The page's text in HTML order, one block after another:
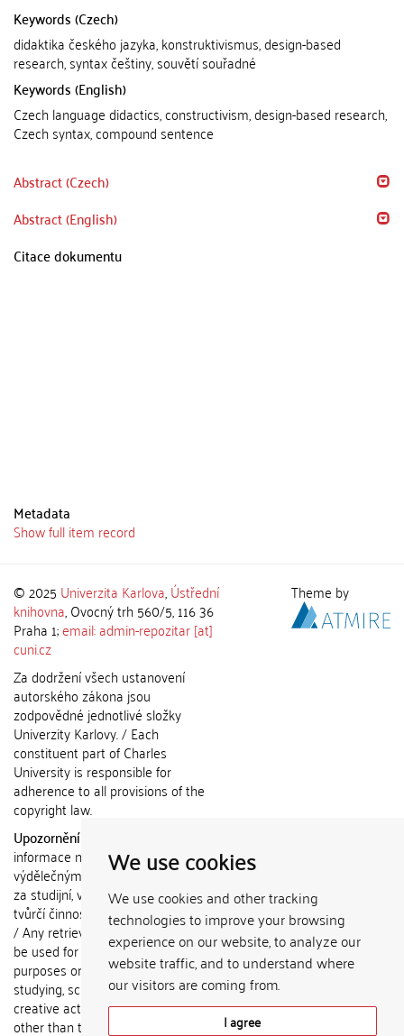
We use cookies
We use cookies and other tracking
technologies to improve your browsing
experience on our website, to analyze our
website traffic, and to understand where
our visitors are coming from.
I agree
Keywords (Czech)
didaktika českého jazyka, konstruktivismus, design-based
research, syntax češtiny, souvětí souřadné
Keywords (English)
Czech language didactics, constructivism, design-based research,
Czech syntax, compound sentence
Abstract (Czech)
Abstract (English)
Citace dokumentu
Metadata
Show full item record
© 2025 Univerzita Karlova,Ústřední
knihovna, Ovocný trh 560/5, 116 36
Praha 1;email: admin-repozitar [at]
cuni.cz
Za dodržení všech ustanovení
autorského zákona jsou
zodpovědné jednotlivé složky
Univerzity Karlovy. / Each
constituent part of Charles
University is responsible for
adherence to all provisions of the
copyright law.
Upozornění / Notice:
informace nemohou být použity k
výdělečným účelům nebo vydávány
za studijní, vědeckou nebo jinou
tvůrčí činnost jiné osoby než autora.
/ Any retrieved information shall not
be used for any commercial
purposes or claimed as results of
studying, scientific or any other
creative activities of any person
other than the author.
Theme by